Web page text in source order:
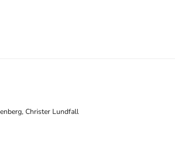
Christer Lundfall